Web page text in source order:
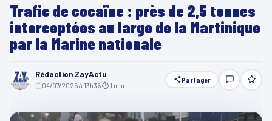
Trafic de cocaïne : près de 2,5 tonnes
interceptées au large de la Martinique
par la Marine nationale
Rédaction ZayActu
04/07/2025 à 13h36⏱ 1 min
Partager